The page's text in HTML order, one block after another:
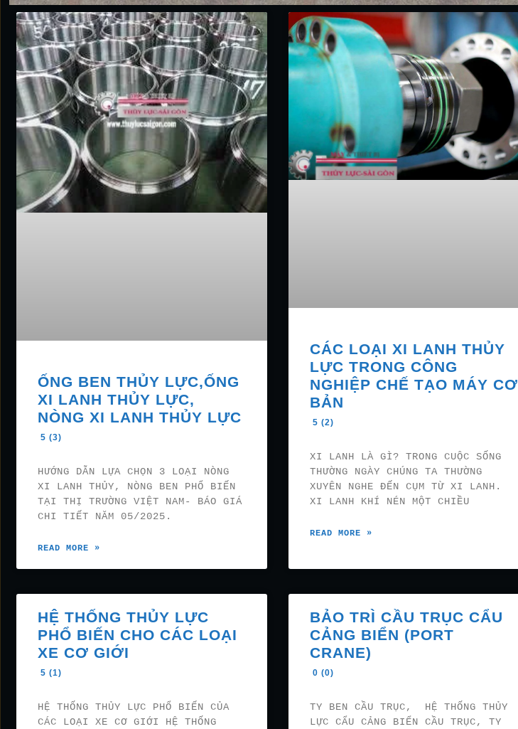
ỐNG BEN THỦY LỰC,ỐNG
XI LANH THỦY LỰC,
NÒNG XI LANH THỦY LỰC
5 (3)
HƯỚNG DẪN LỰA CHỌN 3 LOẠI NÒNG
XI LANH THỦY, NÒNG BEN PHỔ BIẾN
TẠI THỊ TRƯỜNG VIỆT NAM- BÁO GIÁ
CHI TIẾT NĂM 05/2025.
READ MORE »
CÁC LOẠI XI LANH THỦY
LỰC TRONG CÔNG
NGHIỆP CHẾ TẠO MÁY CƠ
BẢN
5 (2)
XI LANH LÀ GÌ? TRONG CUỘC SỐNG
THƯỜNG NGÀY CHÚNG TA THƯỜNG
XUYÊN NGHE ĐẾN CỤM TỪ XI LANH.
XI LANH KHÍ NÉN MỘT CHIỀU
READ MORE »
HỆ THỐNG THỦY LỰC
PHỔ BIẾN CHO CÁC LOẠI
XE CƠ GIỚI
5 (1)
HỆ THỐNG THỦY LỰC PHỔ BIẾN CỦA
CÁC LOẠI XE CƠ GIỚI HỆ THỐNG
BẢO TRÌ CẦU TRỤC CẨU
CẢNG BIỂN (PORT
CRANE)
0 (0)
TY BEN CẦU TRỤC, HỆ THỐNG THỦY
LỰC CẨU CẢNG BIỂN CẦU TRỤC, TY